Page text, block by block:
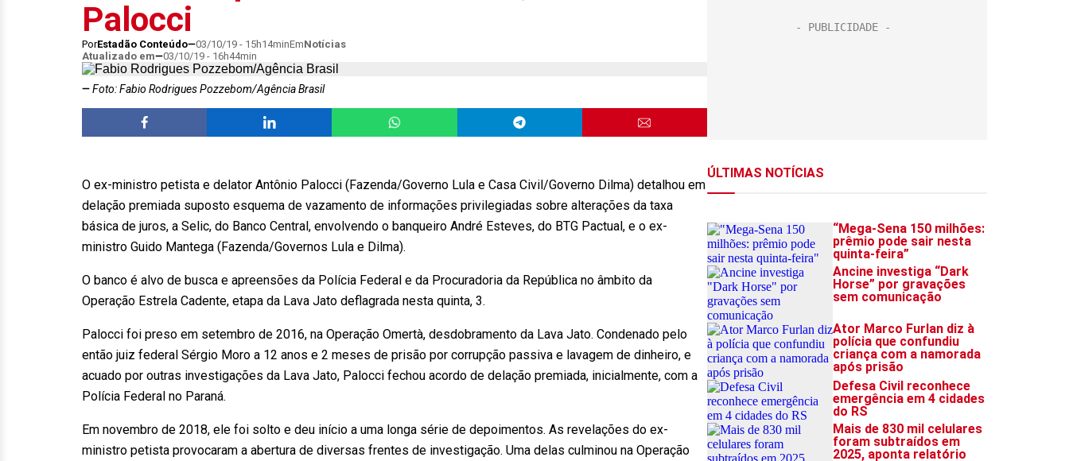
Palocci
PorEstadão Conteúdo 03/10/19 - 15h14minEmNotícias
Atualizado em
03/10/19 - 16h44min
Foto: Fabio Rodrigues Pozzebom/Agência Brasil
O ex-ministro petista e delator Antônio Palocci (Fazenda/Governo Lula e Casa Civil/Governo Dilma) detalhou em
delação premiada suposto esquema de vazamento de informações privilegiadas sobre alterações da taxa
básica de juros, a Selic, do Banco Central, envolvendo o banqueiro André Esteves, do BTG Pactual, e o ex-
ministro Guido Mantega (Fazenda/Governos Lula e Dilma).
O banco é alvo de busca e apreensões da Polícia Federal e da Procuradoria da República no âmbito da
Operação Estrela Cadente, etapa da Lava Jato deflagrada nesta quinta, 3.
Palocci foi preso em setembro de 2016, na Operação Omertà, desdobramento da Lava Jato. Condenado pelo
então juiz federal Sérgio Moro a 12 anos e 2 meses de prisão por corrupção passiva e lavagem de dinheiro, e
acuado por outras investigações da Lava Jato, Palocci fechou acordo de delação premiada, inicialmente, com a
Polícia Federal no Paraná.
Em novembro de 2018, ele foi solto e deu início a uma longa série de depoimentos. As revelações do ex-
ministro petista provocaram a abertura de diversas frentes de investigação. Uma delas culminou na Operação